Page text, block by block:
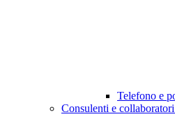
Telefono e
Consulenti e collaboratori